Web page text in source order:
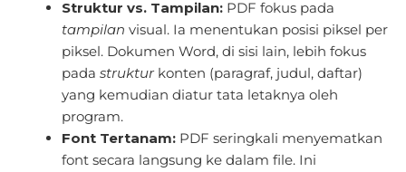
Struktur vs. Tampilan: PDF fokus pada
tampilan visual. Ia menentukan posisi piksel per
piksel. Dokumen Word, di sisi lain, lebih fokus
padastrukturkonten (paragraf, judul, daftar)
yang kemudian diatur tata letaknya oleh
program.
Font Tertanam: PDF seringkali menyematkan
font secara langsung ke dalam file. Ini